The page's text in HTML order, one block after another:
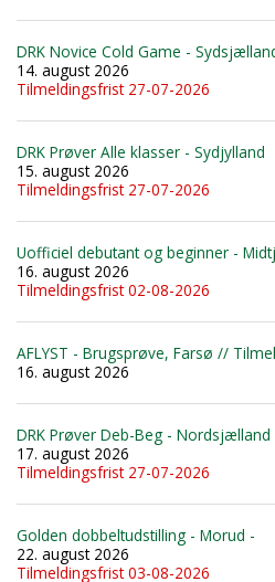
DRK Novice Cold Game -
14. august 2026
Tilmeldingsfrist 27-07-2026
DRK Prøver Alle klasser - Sydjylland
15. august 2026
Tilmeldingsfrist 27-07-2026
Uofficiel debutant og beginner -
16. august 2026
Tilmeldingsfrist 02-08-2026
AFLYST - Brugsprøve, Farsø //
16. august 2026
DRK Prøver Deb-Beg - Nordsjælland
17. august 2026
Tilmeldingsfrist 27-07-2026
Golden dobbeltudstilling - Morud -
22. august 2026
Tilmeldingsfrist 03-08-2026